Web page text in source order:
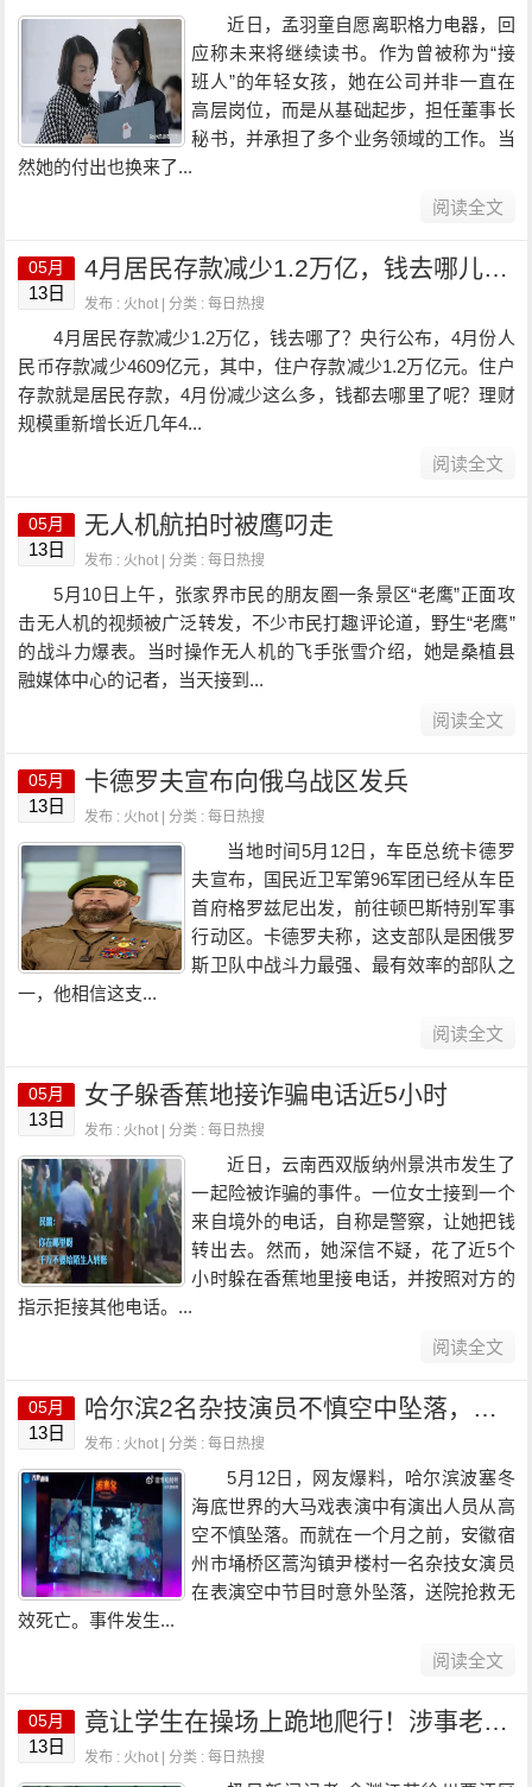
近日，孟羽童自愿离职格力电器，回
应称未来将继续读书。作为曾被称为“接
班人”的年轻女孩，她在公司并非一直在
高层岗位，而是从基础起步，担任董事长
秘书，并承担了多个业务领域的工作。当
然她的付出也换来了...
阅读全文
05月
13日
4月居民存款减少1.2万亿，钱去哪儿了？
发布 : 火hot | 分类 :每日热搜
4月居民存款减少1.2万亿，钱去哪了？央行公布，4月份人
民币存款减少4609亿元，其中，住户存款减少1.2万亿元。住户
存款就是居民存款，4月份减少这么多，钱都去哪里了呢？理财
规模重新增长近几年4...
阅读全文
05月
13日
无人机航拍时被鹰叼走
发布 : 火hot | 分类 :每日热搜
5月10日上午，张家界市民的朋友圈一条景区“老鹰”正面攻
击无人机的视频被广泛转发，不少市民打趣评论道，野生“老鹰”
的战斗力爆表。当时操作无人机的飞手张雪介绍，她是桑植县
融媒体中心的记者，当天接到...
阅读全文
05月
13日
卡德罗夫宣布向俄乌战区发兵
发布 : 火hot | 分类 :每日热搜
当地时间5月12日，车臣总统卡德罗
夫宣布，国民近卫军第96军团已经从车臣
首府格罗兹尼出发，前往顿巴斯特别军事
行动区。卡德罗夫称，这支部队是困俄罗
斯卫队中战斗力最强、最有效率的部队之
一，他相信这支...
阅读全文
05月
13日
女子躲香蕉地接诈骗电话近5小时
发布 : 火hot | 分类 :每日热搜
近日，云南西双版纳州景洪市发生了
一起险被诈骗的事件。一位女士接到一个
来自境外的电话，自称是警察，让她把钱
转出去。然而，她深信不疑，花了近5个
小时躲在香蕉地里接电话，并按照对方的
指示拒接其他电话。...
阅读全文
05月
13日
哈尔滨2名杂技演员不慎空中坠落，目击者：两人倒地后没再动，涉事游乐场：没啥太大问题
发布 : 火hot | 分类 :每日热搜
5月12日，网友爆料，哈尔滨波塞冬
海底世界的大马戏表演中有演出人员从高
空不慎坠落。而就在一个月之前，安徽宿
州市埇桥区蒿沟镇尹楼村一名杂技女演员
在表演空中节目时意外坠落，送院抢救无
效死亡。事件发生...
阅读全文
05月
13日
竟让学生在操场上跪地爬行！涉事老师停职接受调查
发布 : 火hot | 分类 :每日热搜